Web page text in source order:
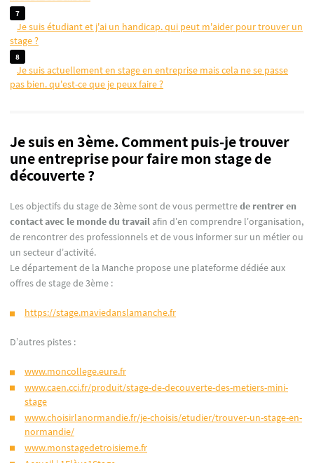
je suis étudiant et j'ai un handicap. qui peut m'aider pour trouver un
stage ?
je suis actuellement en stage en entreprise mais cela ne se passe
pas bien. qu'est-ce que je peux faire ?
Je suis en 3ème. Comment puis-je trouver
une entreprise pour faire mon stage de
découverte ?
Les objectifs du stage de 3ème sont de vous permettrede rentrer en
contact avec le monde du travailafin d’en comprendre l’organisation,
de rencontrer des professionnels et de vous informer sur un métier ou
un secteur d’activité.
Le département de la Manche propose une plateforme dédiée aux
offres de stage de 3ème :
https://stage.maviedanslamanche.fr
D’autres pistes :
www.moncollege.eure.fr
www.caen.cci.fr/produit/stage-de-decouverte-des-metiers-mini-
stage
www.choisirlanormandie.fr/je-choisis/etudier/trouver-un-stage-en-
normandie/
www.monstagedetroisieme.fr